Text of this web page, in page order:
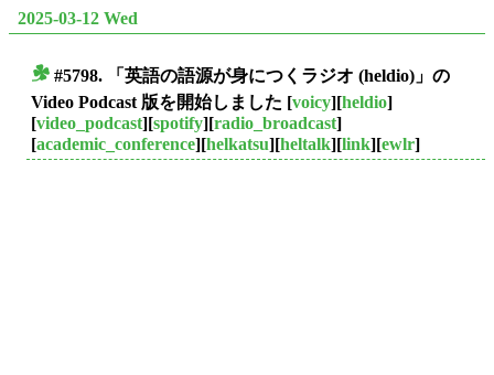
2025-03-12 Wed
#5798. 「英語の語源が身につくラジオ (heldio)」の
Video Podcast 版を開始しました [voicy][heldio]
[video_podcast][spotify][radio_broadcast]
[academic_conference][helkatsu][heltalk][link][ewlr]